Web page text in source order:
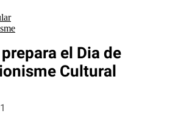
el Dia de
Cultural